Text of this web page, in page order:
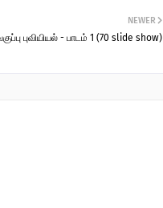
NEWER
புவியியல் - பாடம் 1 (70 slide show)